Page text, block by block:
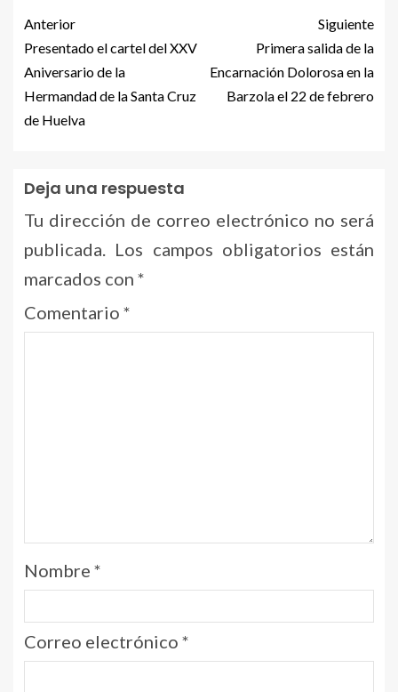
Anterior
Presentado el cartel del XXV
Aniversario de la
Hermandad de la Santa Cruz
de Huelva
Siguiente
Primera salida de la
Encarnación Dolorosa en la
Barzola el 22 de febrero
Deja una respuesta
Tu dirección de correo electrónico no será
publicada. Los campos obligatorios están
marcados con *
Comentario *
Nombre *
Correo electrónico *